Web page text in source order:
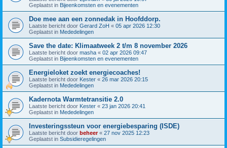
Geplaatst in Bijeenkomsten en evenementen
Doe mee aan een zonnedak in Hoofddorp.
Laatste bericht door Gerard ZoH « 05 apr 2026 12:30
Geplaatst in Mededelingen
Save the date: Klimaatweek 2 t/m 8 november 2026
Laatste bericht door masha « 02 apr 2026 09:47
Geplaatst in Bijeenkomsten en evenementen
Energieloket zoekt energiecoaches!
Laatste bericht door Kester « 26 mar 2026 20:15
Geplaatst in Mededelingen
Kadernota Warmtetransitie 2.0
Laatste bericht door Kester « 23 jan 2026 20:41
Geplaatst in Mededelingen
Investeringssteun voor energiebesparing (ISDE)
Laatste bericht door beheer« 27 nov 2025 12:23
Geplaatst in Subsidieregelingen